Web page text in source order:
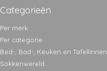
Categorieën
Per merk
Per categorie
Bed-, Bad-, Keuken en Tafellinnen
Sokkenwereld